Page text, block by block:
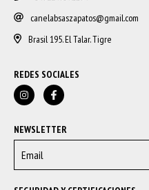
canelabsaszapatos@gmail.com
Brasil 195. El Talar. Tigre
REDES SOCIALES
NEWSLETTER